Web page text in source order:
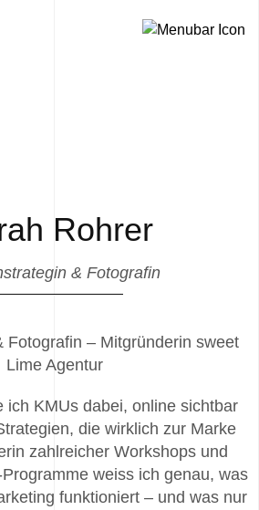
Rohrer
& Fotografin
Fotografin – Mitgründerin sweet
Lime Agentur
ich KMUs dabei, online sichtbar
die wirklich zur Marke
zahlreicher Workshops und
weiss ich genau, was
funktioniert – und was nur